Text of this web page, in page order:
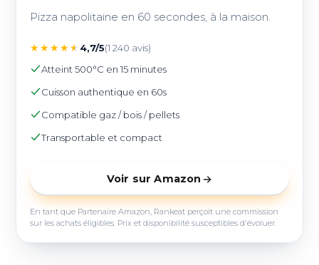
Pizza napolitaine en 60 secondes, à la maison.
★★★★★ 4,7/5(1 240 avis)
Atteint 500°C en 15 minutes
Cuisson authentique en 60s
Compatible gaz / bois / pellets
Transportable et compact
Voir sur Amazon
En tant que Partenaire Amazon, Rankeat perçoit une commission
sur les achats éligibles. Prix et disponibilité susceptibles d'évoluer.